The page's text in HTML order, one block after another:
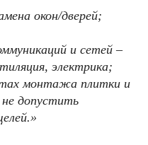
окон/дверей;
и сетей –
электрика;
монтажа плитки и
допустить